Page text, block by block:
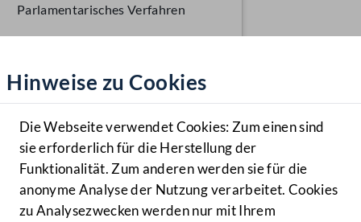
Hilfe
Benutzer
Navigationsmenü öffnen
MENÜ
Hinweise zu Cookies
Die Webseite verwendet Cookies: Zum einen sind
sie erforderlich für die Herstellung der
Funktionalität. Zum anderen werden sie für die
anonyme Analyse der Nutzung verarbeitet. Cookies
zu Analysezwecken werden nur mit Ihrem
Parlamentarisches Verfahren